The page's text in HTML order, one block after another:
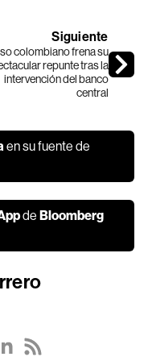
Siguiente
colombiano frena su
repunte tras la
intervención del banco
central
en su fuente de
de Bloomberg